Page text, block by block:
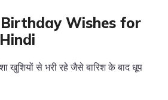
Wishes for
खुशियों से भरी रहे जैसे बारिश के बाद धूप